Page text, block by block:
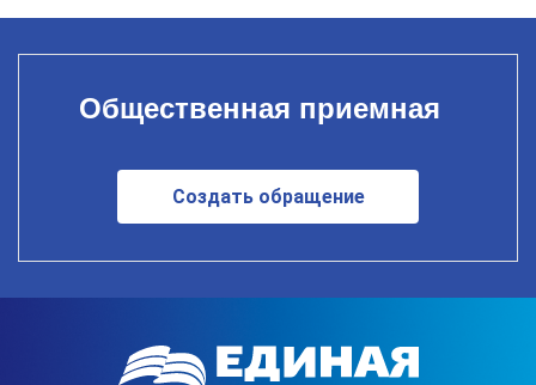
Общественная приемная
Создать обращение